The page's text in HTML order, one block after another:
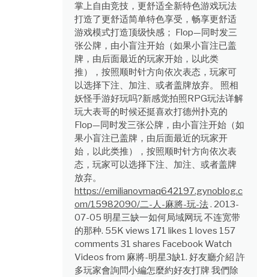
掌上自由竞技，更舒适全新特色游戏玩法
打造了更舒适简单特色享受，畅享更舒适
游戏模式打造顶级快感； Flop—同时发三
张公牌，由小盲注开始（如果小盲注已盖
牌，由后面最近的玩家开始，以此类
推），按照顺时针方向依次表态，玩家可
以选择下注、加注、或者盖牌放弃。 照相
妖怪手游好玩吗?新感觉拍照RPG玩法详解
玩大表哥的时候还挺喜欢打德州扑克的
Flop—同时发三张公牌，由小盲注开始（如
果小盲注已盖牌，由后面最近的玩家开
始，以此类推），按照顺时针方向依次表
态，玩家可以选择下注、加注、或者盖牌
放弃。
https://emilianovmaq642197.gynoblog.c
om/15982090/二-人-麻將-玩-法. 2013-
07-05 明星三缺一如何局域网玩 不连宽带
的那种. 55K views 171 likes 1 loves 157
comments 31 shares Facebook Watch
Videos from 麻將-明星3缺1. 好友廳介紹 許
多玩家會詢問小編怎麼約好友打牌 我們除